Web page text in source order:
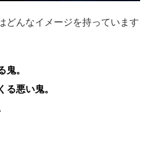
どんなイメージを持っています
。
悪い鬼。